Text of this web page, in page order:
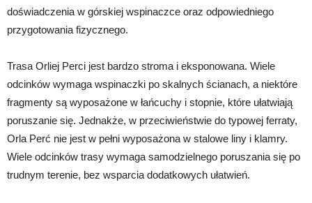
doświadczenia w górskiej wspinaczce oraz odpowiedniego
przygotowania fizycznego.
Trasa Orliej Perci jest bardzo stroma i eksponowana. Wiele
odcinków wymaga wspinaczki po skalnych ścianach, a niektóre
fragmenty są wyposażone w łańcuchy i stopnie, które ułatwiają
poruszanie się. Jednakże, w przeciwieństwie do typowej ferraty,
Orla Perć nie jest w pełni wyposażona w stalowe liny i klamry.
Wiele odcinków trasy wymaga samodzielnego poruszania się po
trudnym terenie, bez wsparcia dodatkowych ułatwień.